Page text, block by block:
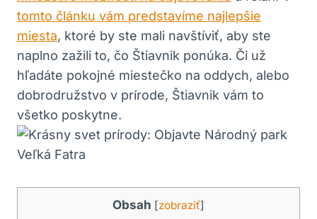
tomto článku vám predstavíme najlepšie
miesta, ktoré⁤ by ste mali navštíviť, aby ste
naplno zažili to, čo⁢ Štiavnik ponúka. Či už
hľadáte pokojné ⁢miestečko na oddych,‍ alebo
‍dobrodružstvo v prírode,​ Štiavnik vám to
všetko ‍poskytne.
Obsah [zobraziť]